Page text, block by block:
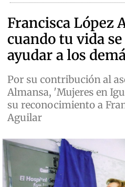
Francisca López
cuando tu vida se
ayudar a los
Por su contribución al
Almansa, 'Mujeres en
su reconocimiento a
Aguilar